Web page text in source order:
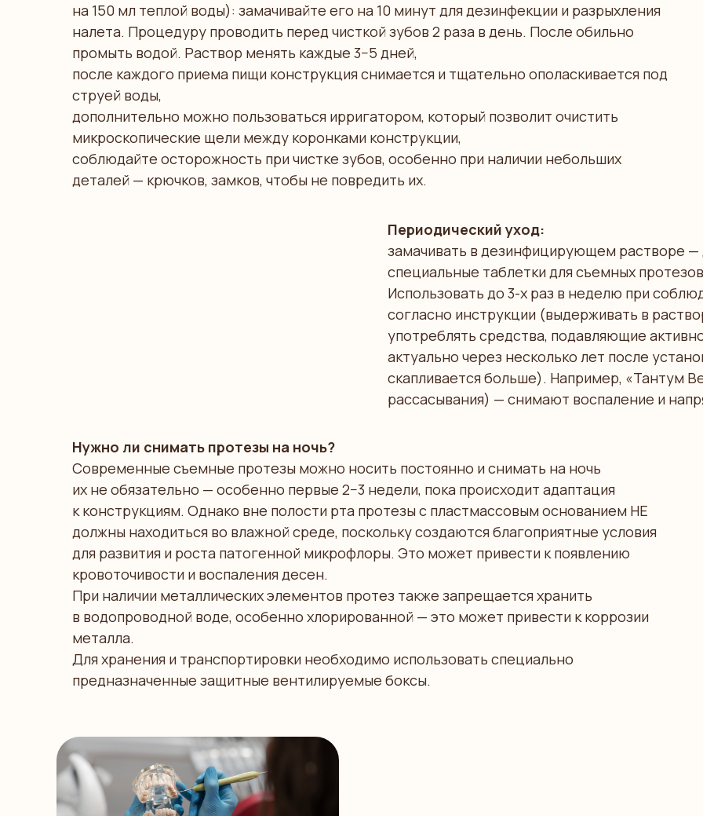
на 150 мл теплой воды): замачивайте его на 10 минут для дезинфекции и разрыхления
налета. Процедуру проводить перед чисткой зубов 2 раза в день. После обильно
промыть водой. Раствор менять каждые 3−5 дней,
после каждого приема пищи конструкция снимается и тщательно ополаскивается под
струей воды,
дополнительно можно пользоваться ирригатором, который позволит очистить
микроскопические щели между коронками конструкции,
соблюдайте осторожность при чистке зубов, особенно при наличии небольших
деталей — крючков, замков, чтобы не повредить их.
Периодический уход:
замачивать в дезинфицирующем растворе
специальные таблетки для съемных
Использовать до 3-х раз в неделю при
согласно инструкции (выдерживать в
употреблять средства, подавляющие
актуально через несколько лет после
скапливается больше). Например, «Тантум
рассасывания) — снимают воспаление и
Нужно ли снимать протезы на ночь?
Современные съемные протезы можно носить постоянно и снимать на ночь
их не обязательно — особенно первые 2−3 недели, пока происходит адаптация
к конструкциям. Однако вне полости рта протезы с пластмассовым основанием НЕ
должны находиться во влажной среде, поскольку создаются благоприятные условия
для развития и роста патогенной микрофлоры. Это может привести к появлению
кровоточивости и воспаления десен.
При наличии металлических элементов протез также запрещается хранить
в водопроводной воде, особенно хлорированной — это может привести к коррозии
металла.
Для хранения и транспортировки необходимо использовать специально
предназначенные защитные вентилируемые боксы.